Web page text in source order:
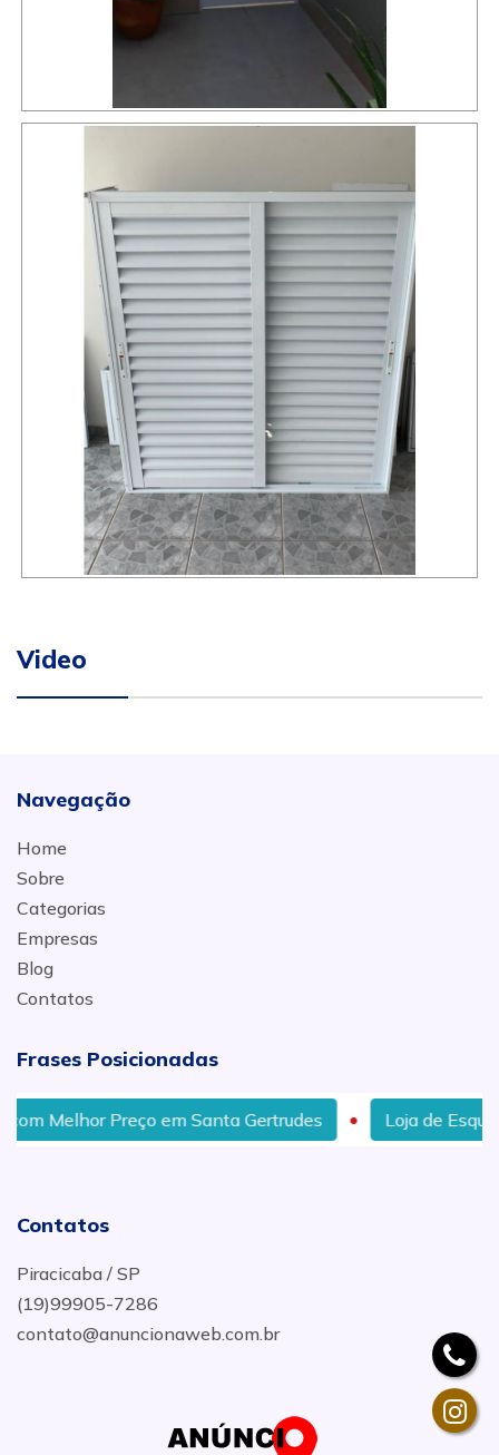
Video
Navegação
Home
Sobre
Categorias
Empresas
Blog
Contatos
Frases Posicionadas
Santa Gertrudes Loja de Esquadrias de Alumínio
Contatos
Piracicaba / SP
(19)99905-7286
contato@anuncionaweb.com.br